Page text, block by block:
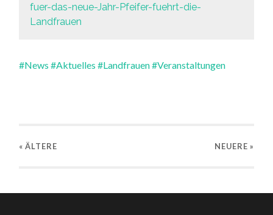
fuer-das-neue-Jahr-Pfeifer-fuehrt-die-
Landfrauen
#News #Aktuelles #Landfrauen#Veranstaltungen
« ÄLTERE NEUERE »